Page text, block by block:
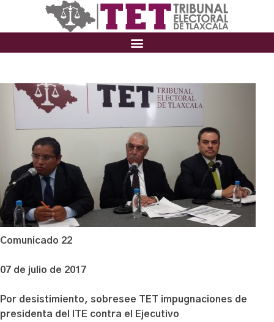
Comunicado 22
07 de julio de 2017
Por desistimiento, sobresee TET impugnaciones de
presidenta del ITE contra el Ejecutivo